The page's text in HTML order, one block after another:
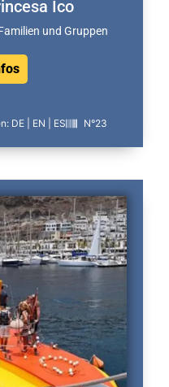
Ico
und Gruppen
DE | EN | ES N°23